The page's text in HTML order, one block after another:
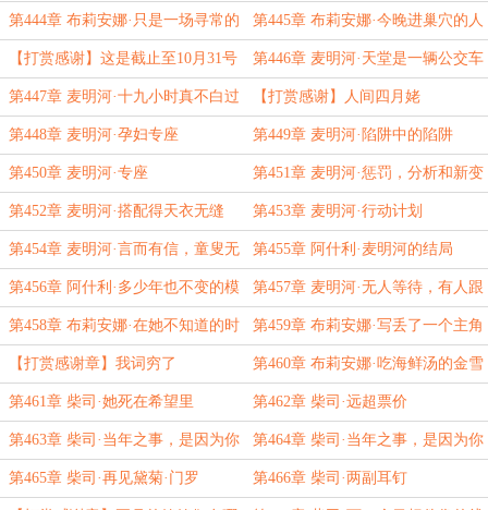
现的人 也……
第444章 布莉安娜·只是一场寻常的
恋爱
第445章 布莉安娜·今晚进巢穴的人
【打赏感谢】这是截止至10月31号
的爱
第446章 麦明河·天堂是一辆公交车
第447章 麦明河·十九小时真不白过 【打赏感谢】人间四月姥
第448章 麦明河·孕妇专座 第449章 麦明河·陷阱中的陷阱
第450章 麦明河·专座 第451章 麦明河·惩罚，分析和新变
故
第452章 麦明河·搭配得天衣无缝 第453章 麦明河·行动计划
第454章 麦明河·言而有信，童叟无
欺，活人专座
第455章 阿什利·麦明河的结局
第456章 阿什利·多少年也不变的模
样
第457章 麦明河·无人等待，有人跟
踪
第458章 布莉安娜·在她不知道的时 第459章 布莉安娜·写丢了一个主角
的原因
【打赏感谢章】我词穷了 第460章 布莉安娜·吃海鲜汤的金雪
梨们
第461章 柴司·她死在希望里 第462章 柴司·远超票价
第463章 柴司·当年之事，是因为你
太优秀了（一）
第464章 柴司·当年之事，是因为你
太优秀了（二）
第465章 柴司·再见黛菊·门罗 第466章 柴司·两副耳钉